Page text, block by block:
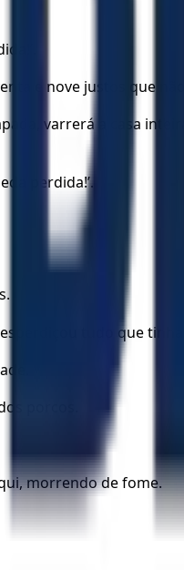
e nove justos que não
varrerá a casa
perdida!’.
tudo que
porcos.
morrendo de fome.